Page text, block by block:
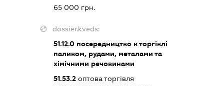
65 000 грн.
dossier.kveds:
51.12.0 посередництво в торгівлі
паливом, рудами, металами та
хімічними речовинами
51.53.2 оптова торгівля